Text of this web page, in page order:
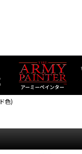
アーミーペインター
色)